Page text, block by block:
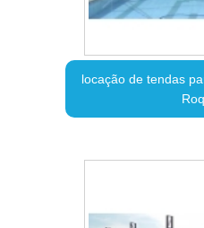
locação de tendas